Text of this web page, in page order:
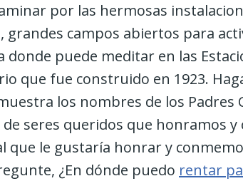
por las hermosas
grandes campos abiertos para
donde puede meditar en las
que fue construido en 1923.
los nombres de los
seres queridos que honramos
que le gustaría honrar y
¿En dónde puedo rentar